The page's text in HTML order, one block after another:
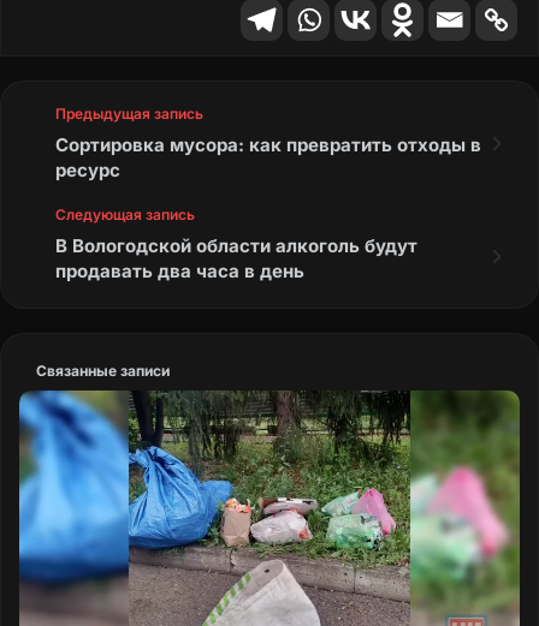
Предыдущая запись
Сортировка мусора: как превратить отходы в
ресурс
Следующая запись
В Вологодской области алкоголь будут
продавать два часа в день
Связанные записи